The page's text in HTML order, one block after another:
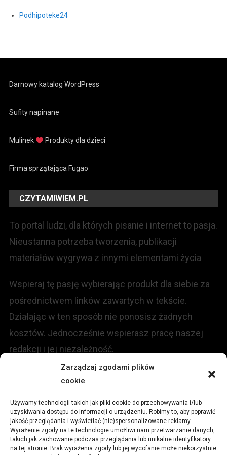
Zarządzaj zgodami plików
cookie
Używamy technologii takich jak pliki cookie do przechowywania i/lub
uzyskiwania dostępu do informacji o urządzeniu. Robimy to, aby poprawić
jakość przeglądania i wyświetlać (nie)spersonalizowane reklamy.
Wyrażenie zgody na te technologie umożliwi nam przetwarzanie danych,
takich jak zachowanie podczas przeglądania lub unikalne identyfikatory
na tej stronie. Brak wyrażenia zgody lub jej wycofanie może niekorzystnie
Podhipoteke24
Darnowy katalog WordPress
Sufity napinane
Mulinek Produkty dla dzieci
Firma sprzątająca Fugao
CZYTAMIWIEM.PL
To portal ludzi, dla których pisanie i internet to pasja.
Nieustanna potrzeba tworzenia, publikacji
materiałów wygrywa z innymi elementami życia
Wspieraj tę pasję wybierając produkt dla siebie za
pośrednictwem linków zawartych w tekście.
Działając w ten sposób nie ponosisz żadnych
kosztów. Jednocześnie wspierasz pracę naszej
redakcji i jej niezależność.
Redakcja portalu:
ul.Stara 13, 42-600 Tarnowskie Góry